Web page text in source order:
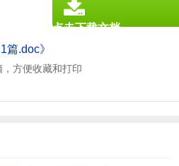
篇.doc》
方便收藏和打印
点击下载文档